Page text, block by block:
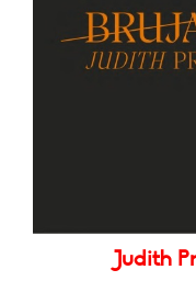
Judith